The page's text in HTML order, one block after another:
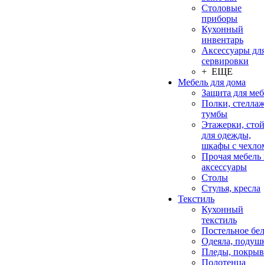
Столовые
приборы
Кухонный
инвентарь
Аксессуары
сервировки
+ ЕЩЕ
Мебель для дома
Защита для
Полки,
тумбы
Этажерки,
для одежды,
шкафы с
Прочая мебель
аксессуары
Столы
Стулья, кресла
Текстиль
Кухонный
текстиль
Постельное
Одеяла,
Пледы,
Полотенца